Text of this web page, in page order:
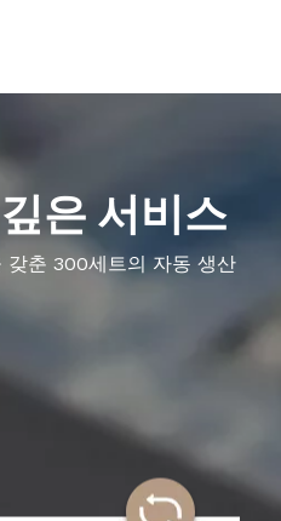
은 서비스
춘 300세트의 자동 생산